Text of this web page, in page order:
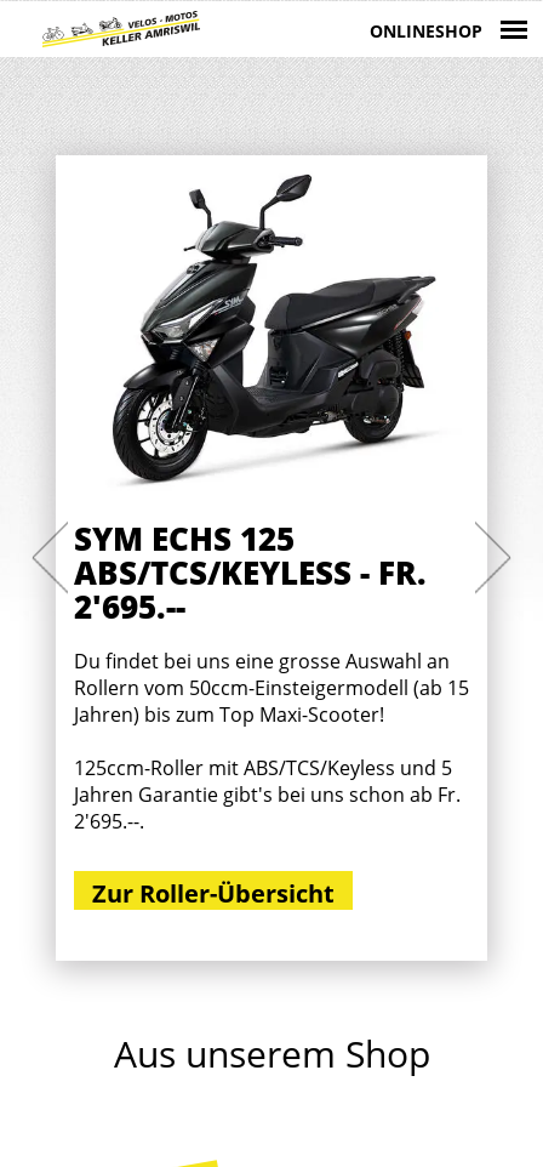
ONLINESHOP
SYM ECHS 125
ABS/TCS/KEYLESS - FR.
2'695.--
Du findet bei uns eine grosse Auswahl an
Rollern vom 50ccm-Einsteigermodell (ab 15
Jahren) bis zum Top Maxi-Scooter!
125ccm-Roller mit ABS/TCS/Keyless und 5
Jahren Garantie gibt's bei uns schon ab Fr.
2'695.--.
Zur Roller-Übersicht
Aus unserem Shop